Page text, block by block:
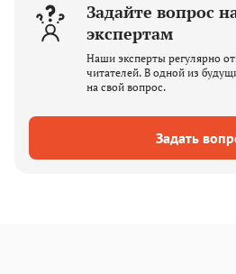
Задайте вопрос
экспертам
Наши эксперты регулярно
читателей. В одной из
на свой вопрос.
Задать